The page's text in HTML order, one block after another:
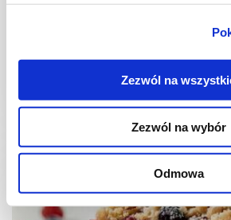
Zezwól na
Zezwól na wybór
Odmowa
Ciasto warstwowe z kremem
1 dzień 4954 kcal